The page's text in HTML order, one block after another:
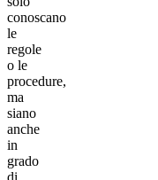
conoscano
le
regole
o le
procedure,
ma
siano
anche
in
grado